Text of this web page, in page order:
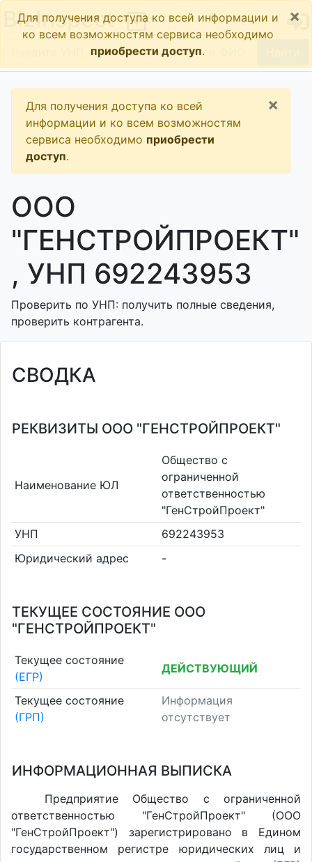
BizInspect
Для получения доступа ко всей информации и
ко всем возможностям сервиса необходимо
приобрести доступ.
×
Для получения доступа ко всей
информации и ко всем возможностям
сервиса необходимо приобрести
доступ.
×
ООО
"ГЕНСТРОЙПРОЕКТ"
, УНП 692243953
Проверить по УНП: получить полные сведения,
проверить контрагента.
СВОДКА
РЕКВИЗИТЫ ООО "ГЕНСТРОЙПРОЕКТ"
Наименование ЮЛ
Общество с
ограниченной
ответственностью
"ГенСтройПроект"
УНП
692243953
Юридический адрес
-
ТЕКУЩЕЕ СОСТОЯНИЕ ООО
"ГЕНСТРОЙПРОЕКТ"
Текущее состояние
(ЕГР)
ДЕЙСТВУЮЩИЙ
Текущее состояние
(ГРП)
Информация
отсутствует
ИНФОРМАЦИОННАЯ ВЫПИСКА
Предприятие Общество с ограниченной
ответственностью "ГенСтройПроект" (ООО
"ГенСтройПроект") зарегистрировано в Едином
государственном регистре юридических лиц и